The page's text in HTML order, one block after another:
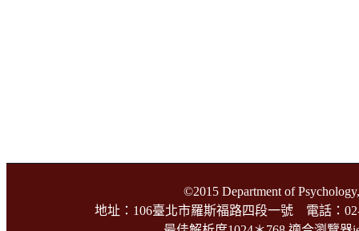
©2015 Department of
地址：106臺北市羅斯福路四段一號 電話：